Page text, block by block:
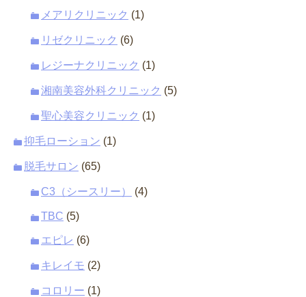
メアリクリニック (1)
リゼクリニック (6)
レジーナクリニック (1)
湘南美容外科クリニック (5)
聖心美容クリニック (1)
抑毛ローション (1)
脱毛サロン (65)
C3（シースリー） (4)
TBC (5)
エピレ (6)
キレイモ (2)
コロリー (1)